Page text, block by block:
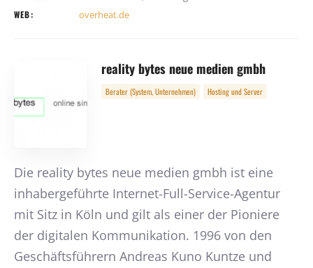
WEB: overheat.de
reality bytes neue medien gmbh
Berater (System, Unternehmen) Hosting und Server
Die reality bytes neue medien gmbh ist eine
inhabergeführte Internet-Full-Service-Agentur
mit Sitz in Köln und gilt als einer der Pioniere
der digitalen Kommunikation. 1996 von den
Geschäftsführern Andreas Kuno Kuntze und